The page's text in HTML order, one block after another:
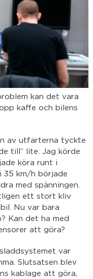
kan det vara
kaffe och bilens
av utfarterna tyckte
till” lite. Jag körde
köra runt i
35 km/h började
med spänningen.
ett stort kliv
Nu var bara
Kan det ha med
att göra?
var
Slutsatsen blev
kablage att göra,